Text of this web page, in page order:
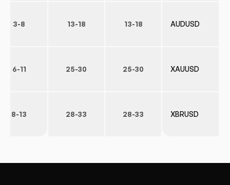
AUDUSD
13-18
13-18
3-8
XAUUSD
25-30
25-30
6-11
XBRUSD
28-33
28-33
8-13